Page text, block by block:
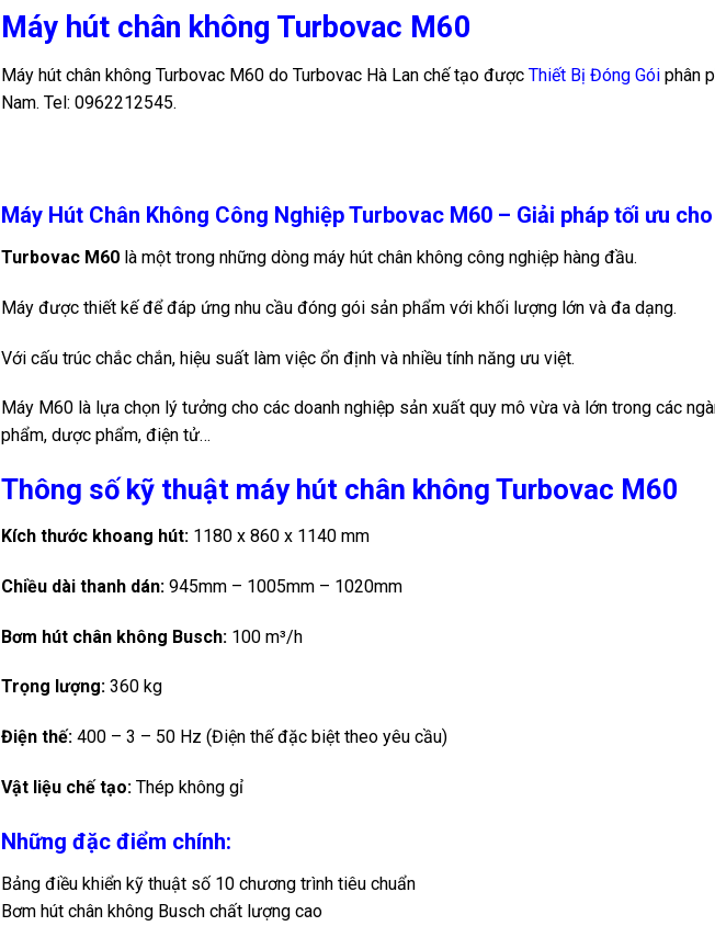
Máy hút chân không Turbovac M60
Máy hút chân không Turbovac M60 do Turbovac Hà Lan chế tạo được Thiết Bị Đóng Gói phân
Nam. Tel: 0962212545.
Máy Hút Chân Không Công Nghiệp Turbovac M60 – Giải pháp tối ưu
Turbovac M60 là một trong những dòng máy hút chân không công nghiệp hàng đầu.
Máy được thiết kế để đáp ứng nhu cầu đóng gói sản phẩm với khối lượng lớn và đa dạng.
Với cấu trúc chắc chắn, hiệu suất làm việc ổn định và nhiều tính năng ưu việt.
Máy M60 là lựa chọn lý tưởng cho các doanh nghiệp sản xuất quy mô vừa và lớn trong các
phẩm, dược phẩm, điện tử…
Thông số kỹ thuật máy hút chân không Turbovac M60
Kích thước khoang hút: 1180 x 860 x 1140 mm
Chiều dài thanh dán: 945mm – 1005mm – 1020mm
Bơm hút chân không Busch: 100 m³/h
Trọng lượng: 360 kg
Điện thế: 400 – 3 – 50 Hz (Điện thế đặc biệt theo yêu cầu)
Vật liệu chế tạo: Thép không gỉ
Những đặc điểm chính:
Bảng điều khiển kỹ thuật số 10 chương trình tiêu chuẩn
Bơm hút chân không Busch chất lượng cao